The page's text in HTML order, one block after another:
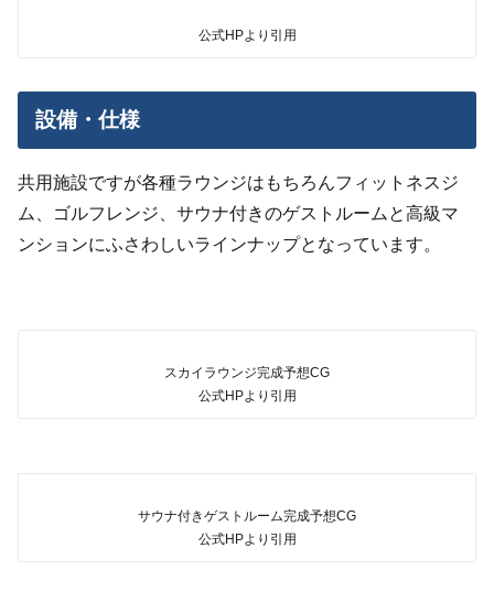
公式HPより引用
設備・仕様
共用施設ですが各種ラウンジはもちろんフィットネスジ
ム、ゴルフレンジ、サウナ付きのゲストルームと高級マ
ンションにふさわしいラインナップとなっています。
スカイラウンジ完成予想CG
公式HPより引用
サウナ付きゲストルーム完成予想CG
公式HPより引用